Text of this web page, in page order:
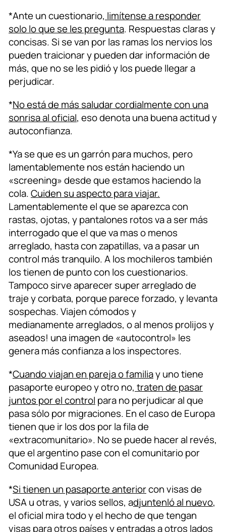
*Ante un cuestionario, limítense a responder
solo lo que se les pregunta. Respuestas claras y
concisas. Si se van por las ramas los nervios los
pueden traicionar y pueden dar información de
más, que no se les pidió y los puede llegar a
perjudicar.
*No está de más saludar cordialmente con una
sonrisa al oficial, eso denota una buena actitud y
autoconfianza.
*Ya se que es un garrón para muchos, pero
lamentablemente nos están haciendo un
«screening» desde que estamos haciendo la
cola.Cuiden su aspecto para viajar.
Lamentablemente el que se aparezca con
rastas, ojotas, y pantalones rotos va a ser más
interrogado que el que va mas o menos
arreglado, hasta con zapatillas, va a pasar un
control más tranquilo. A los mochileros también
los tienen de punto con los cuestionarios.
Tampoco sirve aparecer super arreglado de
traje y corbata, porque parece forzado, y levanta
sospechas. Viajen cómodos y
medianamente arreglados, o al menos prolijos y
aseados! una imagen de «autocontrol» les
genera más confianza a los inspectores.
*Cuando viajan en pareja o familiay uno tiene
pasaporte europeo y otro no, traten de pasar
juntos por el control para no perjudicar al que
pasa sólo por migraciones. En el caso de Europa
tienen que ir los dos por la fila de
«extracomunitario». No se puede hacer al revés,
que el argentino pase con el comunitario por
Comunidad Europea.
*Si tienen un pasaporte anteriorcon visas de
USA u otras, y varios sellos, adjuntenló al nuevo,
el oficial mira todo y el hecho de que tengan
visas para otros países y entradas a otros lados